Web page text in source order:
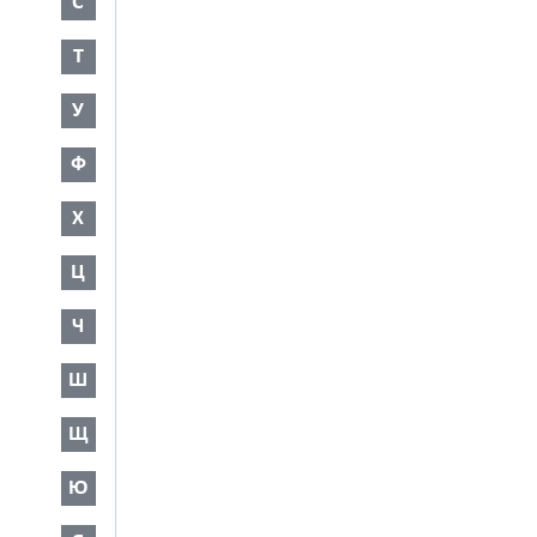
Т
У
Ф
Х
Ц
Ч
Ш
Щ
Ю